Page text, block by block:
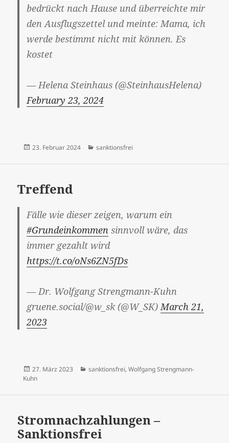
bedrückt nach Hause und überreichte mir
den Ausflugszettel und meinte: Mama, ich
werde bestimmt nicht mit können. Es
kostet
— Helena Steinhaus (@SteinhausHelena)
February 23, 2024
Veröffentlicht
23. Februar 2024 Kategorien
sanktionsfrei
Treffend
Fälle wie dieser zeigen, warum ein
#Grundeinkommen sinnvoll wäre, das
immer gezahlt wird
https://t.co/oNs6ZN5fDs
— Dr. Wolfgang Strengmann-Kuhn
gruene.social/@w_sk (@W_SK)March 21,
2023
Veröffentlicht
am
27. März 2023 Kategorien
sanktionsfrei, Wolfgang Strengmann-
Kuhn
Stromnachzahlungen –
Sanktionsfrei